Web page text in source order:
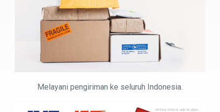
Melayani pengiriman ke seluruh Indonesia.